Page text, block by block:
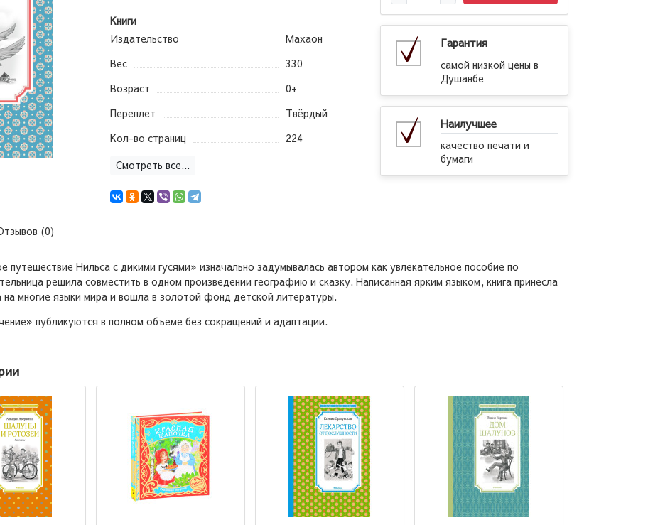
Гарантия
самой низкой цены в
Душанбе
Наилучшее
качество печати и
бумаги
Книги
Издательство
Махаон
Вес
330
Возраст
0+
Переплет
Твёрдый
Кол-во страниц
224
Смотреть все...
(0)
Нильса с дикими гусями» изначально задумывалась автором как увлекательное пособие по
решила совместить в одном произведении географию и сказку. Написанная ярким языком, книга принесла
многие языки мира и вошла в золотой фонд детской литературы.
публикуются в полном объеме без сокращений и адаптации.